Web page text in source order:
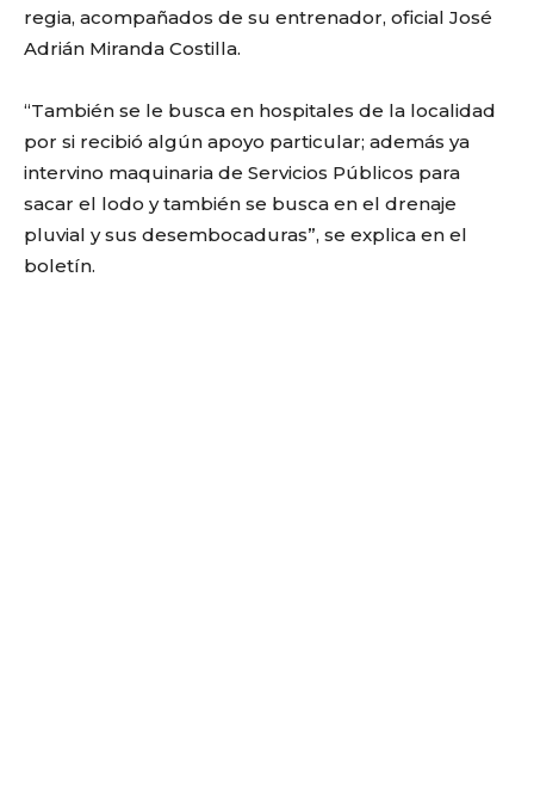
regia, acompañados de su entrenador, oficial José
Adrián Miranda Costilla.
“También se le busca en hospitales de la localidad
por si recibió algún apoyo particular; además ya
intervino maquinaria de Servicios Públicos para
sacar el lodo y también se busca en el drenaje
pluvial y sus desembocaduras”, se explica en el
boletín.